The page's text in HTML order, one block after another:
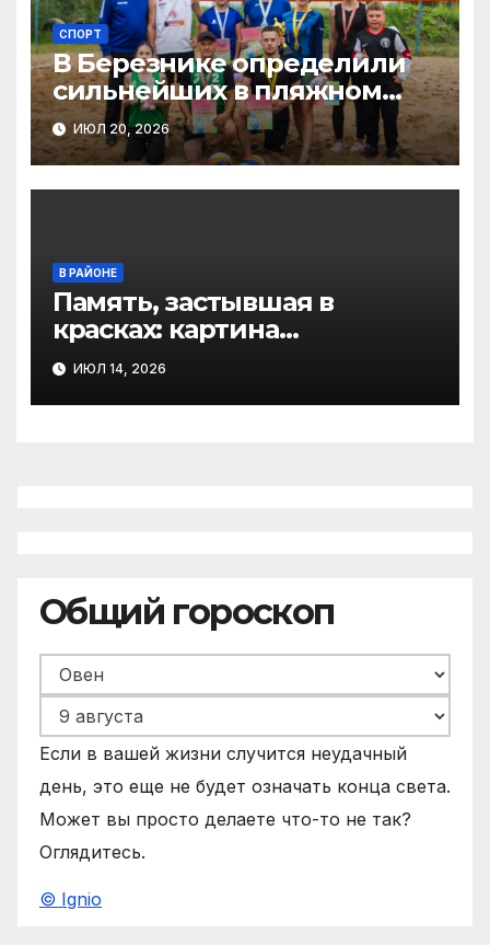
СПОРТ
В Березнике определили
сильнейших в пляжном
волейболе
ИЮЛ 20, 2026
В РАЙОНЕ
Память, застывшая в
красках: картина
Александра Назарова о
фронтовиках Шидрово
(Виноградовский округ)
ИЮЛ 14, 2026
Общий гороскоп
Если в вашей жизни случится неудачный
день, это еще не будет означать конца света.
Может вы просто делаете что-то не так?
Оглядитесь.
© Ignio